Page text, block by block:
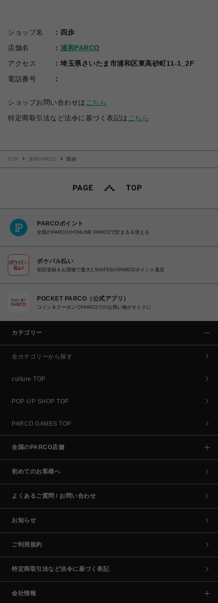
ショップ名
四歩
店舗名
浦和PARCO
アクセス
埼玉県さいたま市浦和区東高砂町11-1_2F
電話番号
ショップお問い合わせは こちら
特定商取引法など法令に基づく表記は こちら
TOP 浦和PARCO 四歩
PARCOポイント
全国のPARCOやONLINE PARCOで貯まる＆使える
ポケパル払い
初回登録＆お買物で最大1,500円分のPARCOポイント進呈
POCKET PARCO（公式アプリ）
コイン＆クーポンでPARCOでのお買い物がオトクに
カテゴリー
全カテゴリーから探す
culture TOP
POP-UP SHOP TOP
PARCO GAMES TOP
全国のPARCO店舗
初めてのお客様へ
よくあるご質問 / お問い合わせ
お知らせ
ご利用規約
特定商取引法など法令に基づく表記
会社情報